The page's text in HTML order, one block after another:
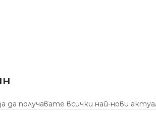
получавате всички най-нови